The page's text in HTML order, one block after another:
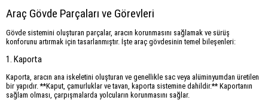
Araç Gövde Parçaları ve Görevleri
Gövde sistemini oluşturan parçalar, aracın korunmasını sağlamak ve sürüş
konforunu artırmak için tasarlanmıştır. İşte araç gövdesinin temel bileşenleri:
1. Kaporta
Kaporta, aracın ana iskeletini oluşturan ve genellikle sac veya alüminyumdan üretilen
bir yapıdır. **Kaput, çamurluklar ve tavan, kaporta sistemine dahildir.** Kaportanın
sağlam olması, çarpışmalarda yolcuların korunmasını sağlar.